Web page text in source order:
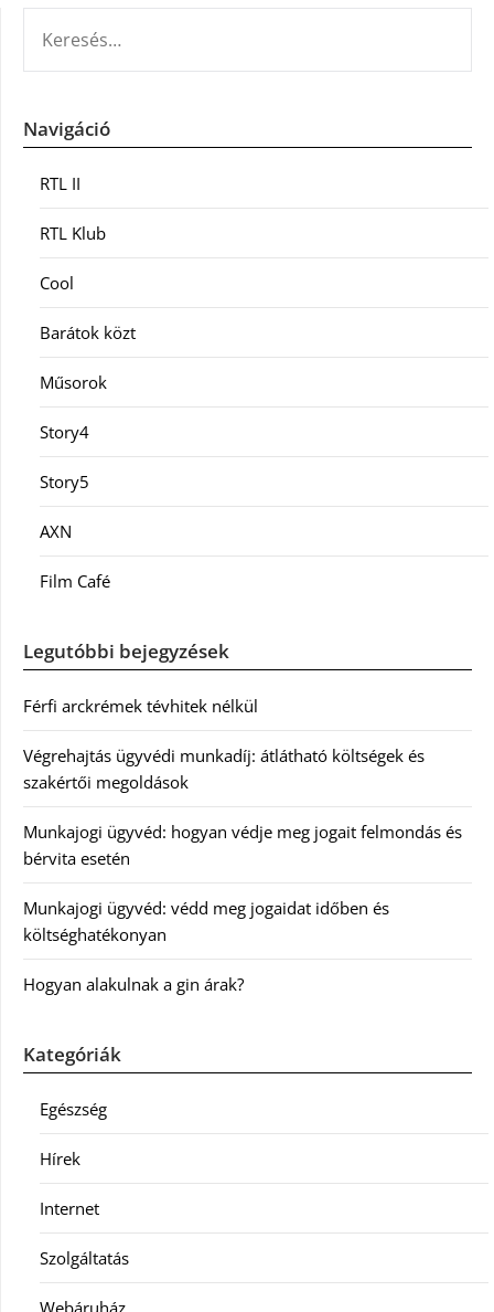
Navigáció
RTL II
RTL Klub
Cool
Barátok közt
Műsorok
Story4
Story5
AXN
Film Café
Legutóbbi bejegyzések
Férfi arckrémek tévhitek nélkül
Végrehajtás ügyvédi munkadíj: átlátható költségek és
szakértői megoldások
Munkajogi ügyvéd: hogyan védje meg jogait felmondás és
bérvita esetén
Munkajogi ügyvéd: védd meg jogaidat időben és
költséghatékonyan
Hogyan alakulnak a gin árak?
Kategóriák
Egészség
Hírek
Internet
Szolgáltatás
Webáruház